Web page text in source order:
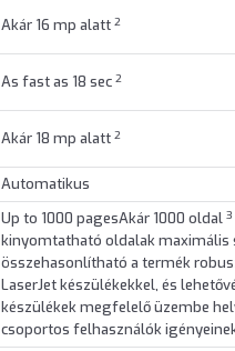
Akár 16 mp alatt 2
As fast as 18 sec 2
Akár 18 mp alatt 2
Automatikus
Up to 1000 pagesAkár 1000 oldal 3
kinyomtatható oldalak maximális
összehasonlítható a termék
LaserJet készülékekkel, és
készülékek megfelelő üzembe
csoportos felhasználók